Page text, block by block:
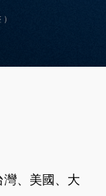
)
、美國、大